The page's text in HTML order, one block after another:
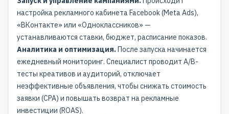
настройка рекламного кабинета Facebook (Meta Ads),
«ВКонтакте» или «Одноклассников» —
устанавливаются ставки, бюджет, расписание показов.
Аналитика и оптимизация.После запуска начинается
ежедневный мониторинг. Специалист проводит A/B-
тесты креативов и аудиторий, отключает
неэффективные объявления, чтобы снижать стоимость
заявки (CPA) и повышать возврат на рекламные
инвестиции (ROAS).